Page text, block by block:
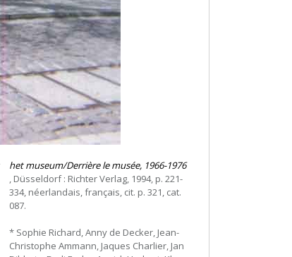
het museum/Derrière le musée, 1966-1976
, Düsseldorf : Richter Verlag, 1994, p. 221-
334, néerlandais, français, cit. p. 321, cat.
087.
* Sophie Richard, Anny de Decker, Jean-
Christophe Ammann, Jaques Charlier, Jan